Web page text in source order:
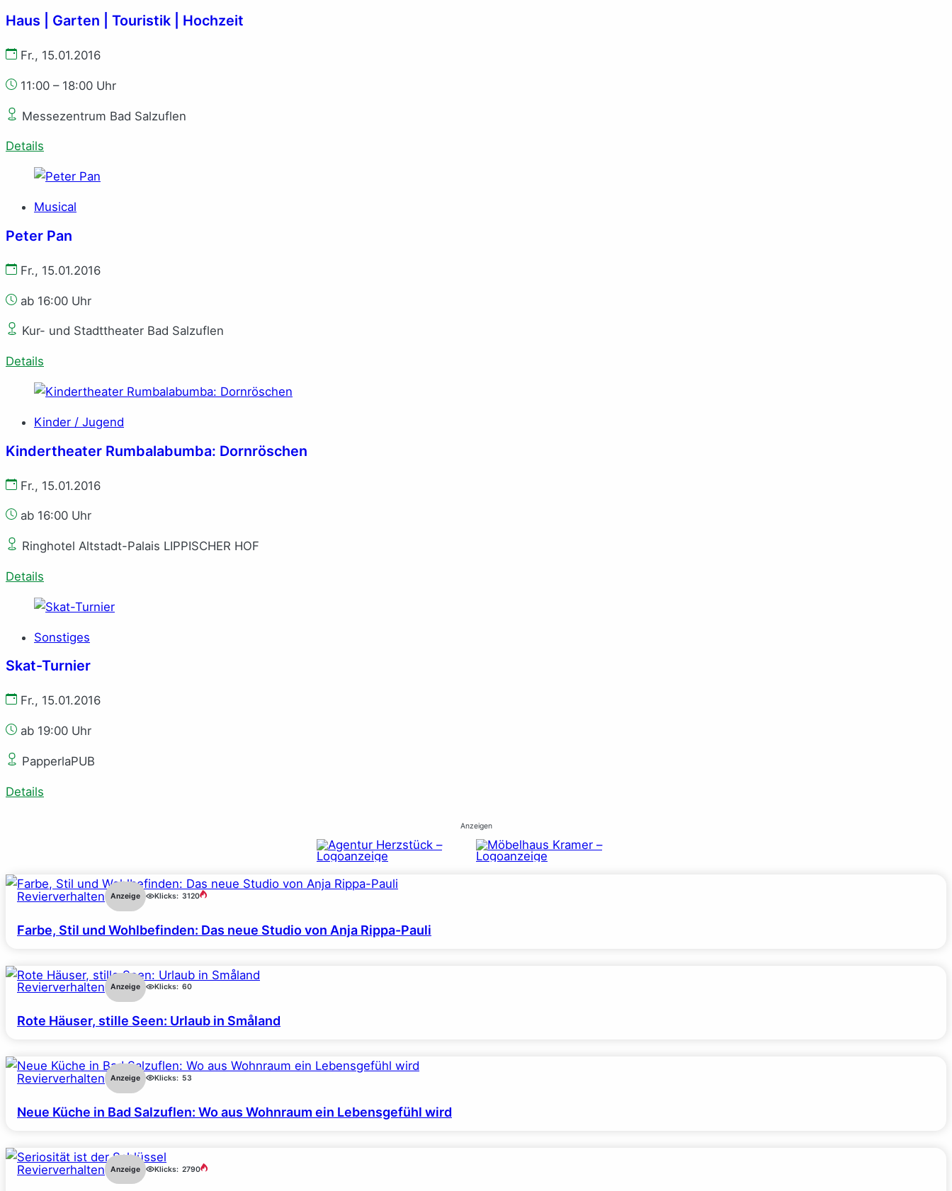
Haus | Garten | Touristik | Hochzeit
Fr., 15.01.2016
11:00 – 18:00 Uhr
Messezentrum Bad Salzuflen
Details
Musical
Peter Pan
Fr., 15.01.2016
ab 16:00 Uhr
Kur- und Stadttheater Bad Salzuflen
Details
Kinder / Jugend
Kindertheater Rumbalabumba: Dornröschen
Fr., 15.01.2016
ab 16:00 Uhr
Ringhotel Altstadt-Palais LIPPISCHER HOF
Details
Sonstiges
Skat-Turnier
Fr., 15.01.2016
ab 19:00 Uhr
PapperlaPUB
Details
Anzeigen
Revierverhalten Anzeige Klicks: 3120
Farbe, Stil und Wohlbefinden: Das neue Studio von Anja Rippa-Pauli
Revierverhalten Anzeige Klicks: 60
Rote Häuser, stille Seen: Urlaub in Småland
Revierverhalten Anzeige Klicks: 53
Neue Küche in Bad Salzuflen: Wo aus Wohnraum ein Lebensgefühl wird
Revierverhalten Anzeige Klicks: 2790